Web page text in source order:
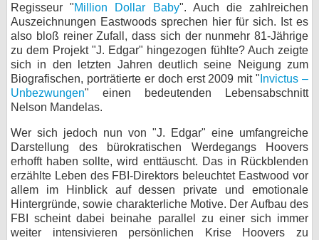
Regisseur "Million Dollar Baby". Auch die zahlreichen
Auszeichnungen Eastwoods sprechen hier für sich. Ist es
also bloß reiner Zufall, dass sich der nunmehr 81-Jährige
zu dem Projekt "J. Edgar" hingezogen fühlte? Auch zeigte
sich in den letzten Jahren deutlich seine Neigung zum
Biografischen, porträtierte er doch erst 2009 mit " Invictus –
Unbezwungen" einen bedeutenden Lebensabschnitt
Nelson Mandelas.
Wer sich jedoch nun von "J. Edgar" eine umfangreiche
Darstellung des bürokratischen Werdegangs Hoovers
erhofft haben sollte, wird enttäuscht. Das in Rückblenden
erzählte Leben des FBI-Direktors beleuchtet Eastwood vor
allem im Hinblick auf dessen private und emotionale
Hintergründe, sowie charakterliche Motive. Der Aufbau des
FBI scheint dabei beinahe parallel zu einer sich immer
weiter intensivieren persönlichen Krise Hoovers zu